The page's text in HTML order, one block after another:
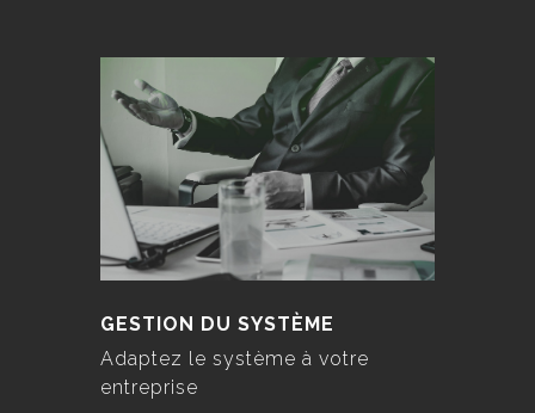
GESTION DU SYSTÈME
Adaptez le système à votre
entreprise